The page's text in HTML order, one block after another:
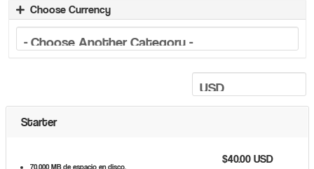
Choose Currency
Starter
70.000 MB de espacio en disco.
$40.00 USD